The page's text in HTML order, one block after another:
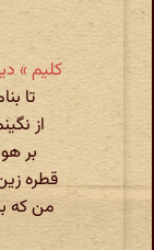
کلیم »
تا
از
بر
قطره
من که